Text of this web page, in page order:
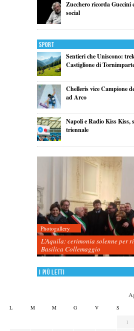
Zucchero ricorda Guccini
social
Sport
Sentieri che Uniscono:
Castiglione di
Chelleris vice Campione
ad Arco
Napoli e Radio Kiss Kiss,
triennale
Photogallery
L’Aquila: cerimonia solenne per
Basilica Collemaggio
I più letti
L M M G V S
1